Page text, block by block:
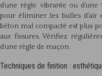
d’une règle vibrante ou
pour éliminer les bulles d’air
béton mal compacté est plus
aux fissures. Vérifiez
d’une règle de maçon.
Techniques de finition :